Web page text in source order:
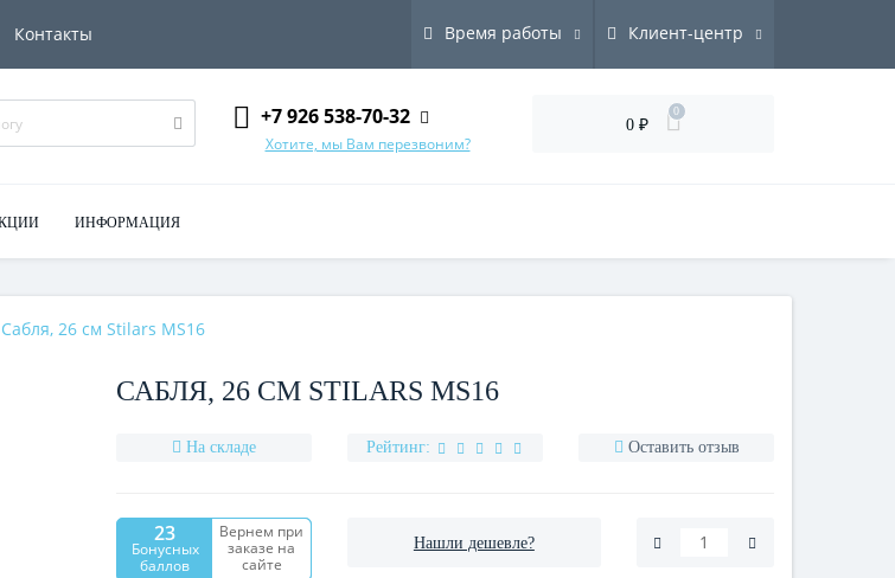
Контакты Время работы Клиент-центр
+7 926 538-70-32
Хотите, мы Вам перезвоним?
0 ₽
0
ИНФОРМАЦИЯ
Сабля, 26 см Stilars MS16
САБЛЯ, 26 СМ STILARS MS16
На складе Рейтинг: Оставить отзыв
23
Бонусных
баллов
Вернем при
заказе на
сайте
Нашли дешевле?